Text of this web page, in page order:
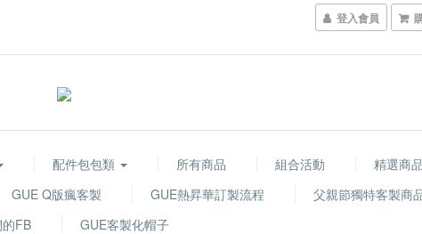
登入會員
配件包包類 所有商品 組合活動 精選商品
GUE Q版瘋客製 GUE熱昇華訂製流程 父親節獨特客製商
FB
GUE客製化帽子